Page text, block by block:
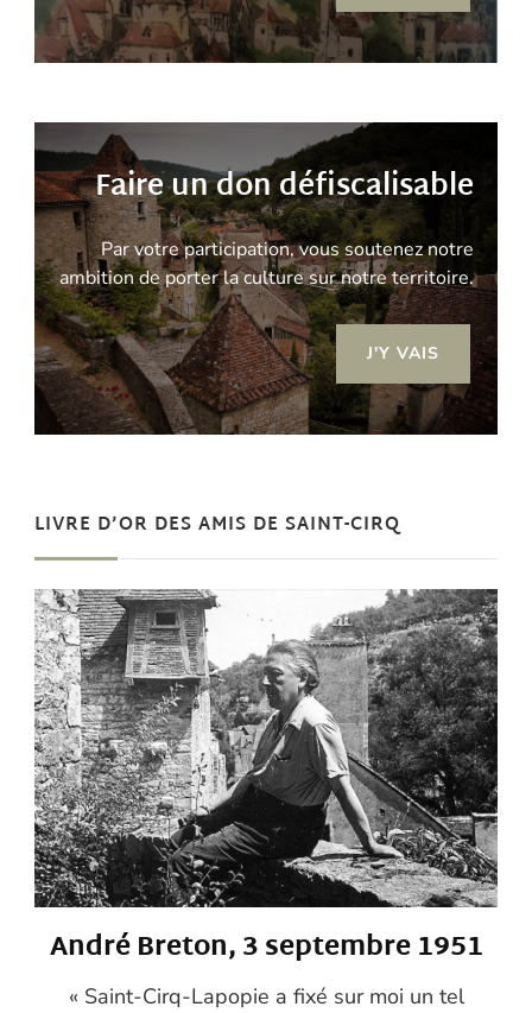
Faire un don défiscalisable
Par votre participation, vous soutenez notre
ambition de porter la culture sur notre territoire.
J'Y VAIS
LIVRE D’OR DES AMIS DE SAINT-CIRQ
André Breton, 3 septembre 1951
« Saint-Cirq-Lapopie a fixé sur moi un tel